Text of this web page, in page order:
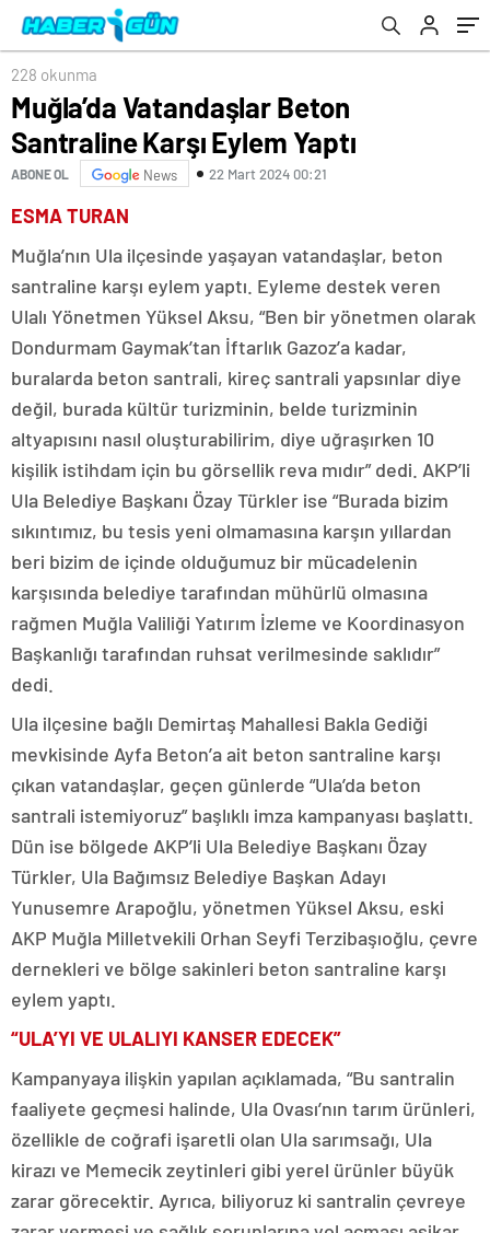
228 okunma
Muğla’da Vatandaşlar Beton
Santraline Karşı Eylem Yaptı
ABONE OL News 22 Mart 2024 00:21
ESMA TURAN
Muğla’nın Ula ilçesinde yaşayan vatandaşlar, beton
santraline karşı eylem yaptı. Eyleme destek veren
Ulalı Yönetmen Yüksel Aksu, “Ben bir yönetmen olarak
Dondurmam Gaymak’tan İftarlık Gazoz’a kadar,
buralarda beton santrali, kireç santrali yapsınlar diye
değil, burada kültür turizminin, belde turizminin
altyapısını nasıl oluşturabilirim, diye uğraşırken 10
kişilik istihdam için bu görsellik reva mıdır” dedi. AKP’li
Ula Belediye Başkanı Özay Türkler ise “Burada bizim
sıkıntımız, bu tesis yeni olmamasına karşın yıllardan
beri bizim de içinde olduğumuz bir mücadelenin
karşısında belediye tarafından mühürlü olmasına
rağmen Muğla Valiliği Yatırım İzleme ve Koordinasyon
Başkanlığı tarafından ruhsat verilmesinde saklıdır”
dedi.
Ula ilçesine bağlı Demirtaş Mahallesi Bakla Gediği
mevkisinde Ayfa Beton’a ait beton santraline karşı
çıkan vatandaşlar, geçen günlerde “Ula’da beton
santrali istemiyoruz” başlıklı imza kampanyası başlattı.
Dün ise bölgede AKP’li Ula Belediye Başkanı Özay
Türkler, Ula Bağımsız Belediye Başkan Adayı
Yunusemre Arapoğlu, yönetmen Yüksel Aksu, eski
AKP Muğla Milletvekili Orhan Seyfi Terzibaşıoğlu, çevre
dernekleri ve bölge sakinleri beton santraline karşı
eylem yaptı.
“ULA’YI VE ULALIYI KANSER EDECEK”
Kampanyaya ilişkin yapılan açıklamada, “Bu santralin
faaliyete geçmesi halinde, Ula Ovası’nın tarım ürünleri,
özellikle de coğrafi işaretli olan Ula sarımsağı, Ula
kirazı ve Memecik zeytinleri gibi yerel ürünler büyük
zarar görecektir. Ayrıca, biliyoruz ki santralin çevreye